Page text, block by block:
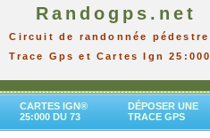
Randogps.net
Circuit de randonnée pédestre
Trace Gps et Cartes Ign 25:000
CARTES IGN®
25:000 DU 73
DÉPOSER UNE
TRACE GPS